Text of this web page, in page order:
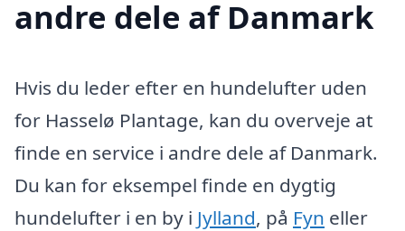
andre dele af Danmark
Hvis du leder efter en hundelufter uden
for Hasselø Plantage, kan du overveje at
finde en service i andre dele af Danmark.
Du kan for eksempel finde en dygtig
hundelufter i en by i Jylland, på Fyn eller